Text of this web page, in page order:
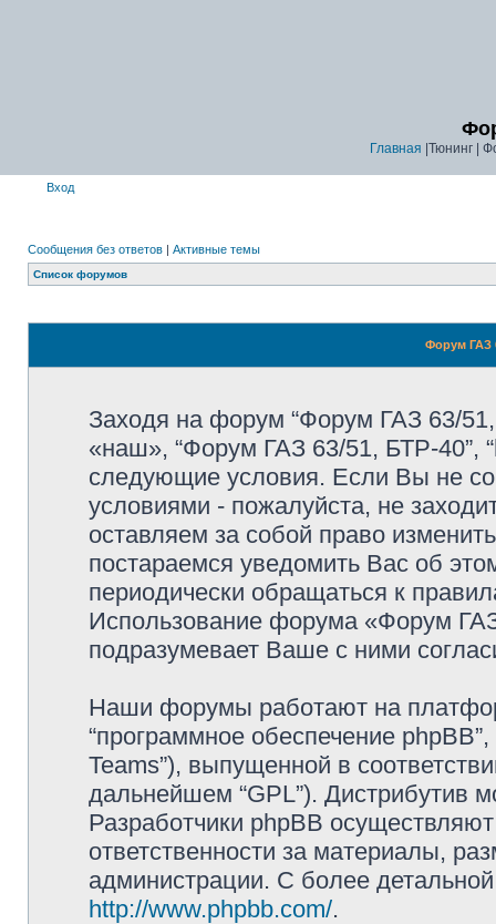
Главная |Тюнинг |
Вход
Сообщения без ответов | Активные темы
Список форумов
Форум ГАЗ
Заходя на форум “Форум ГАЗ 63/
«наш», “Форум ГАЗ 63/51, БТР-40”,
следующие условия. Если Вы не
условиями - пожалуйста, не
оставляем за собой право
постараемся уведомить Вас об
периодически обращаться к
Использование форума «Форум
подразумевает Ваше с ними
Наши форумы работают на
“программное обеспечение
Teams”), выпущенной в
дальнейшем “GPL”). Дистрибутив
Разработчики phpBB
ответственности за материалы,
администрации. С более
http://www.phpbb.com/.